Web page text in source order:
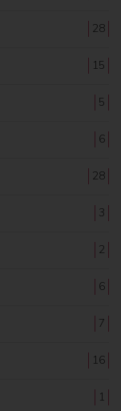
28
15
5
6
28
3
2
6
7
16
1